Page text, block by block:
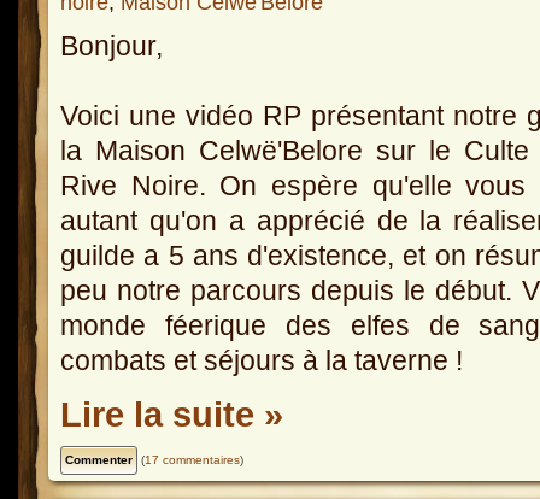
Bonjour,
Voici une vidéo RP présentant notre
la Maison Celwë'Belore sur le
Rive Noire. On espère qu'elle vous
autant qu'on a apprécié de la
guilde a 5 ans d'existence, et on
peu notre parcours depuis le début.
monde féerique des elfes de
combats et séjours à la taverne !
Lire la suite »
(17 commentaires)